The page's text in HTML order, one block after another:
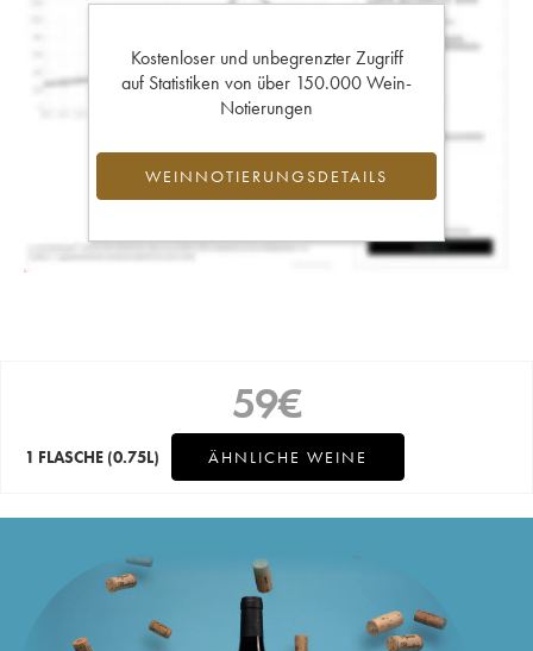
Kostenloser und unbegrenzter Zugriff
auf Statistiken von über 150.000 Wein-
Notierungen
WEINNOTIERUNGSDETAILS
59€
1 FLASCHE (0.75L) ÄHNLICHE WEINE